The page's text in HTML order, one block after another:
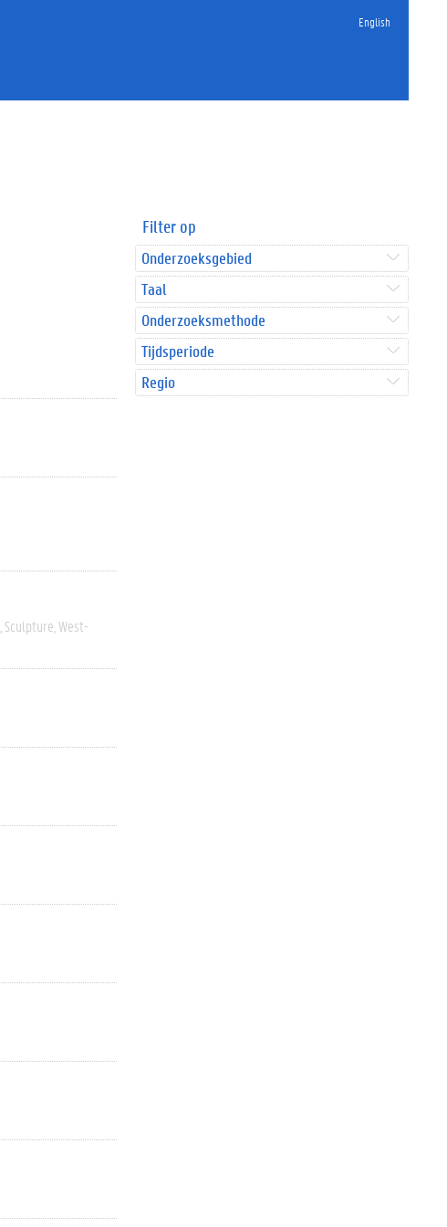
English
Sculpture West-
Filter op
Onderzoeksgebied
Taal
Onderzoeksmethode
Tijdsperiode
Regio